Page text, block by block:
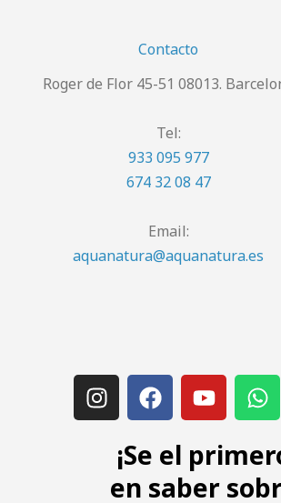
Contacto
Roger de Flor 45-51 08013.
Tel:
933 095 977
674 32 08 47
Email:
aquanatura@aquanatura.es
¡Se el
en saber